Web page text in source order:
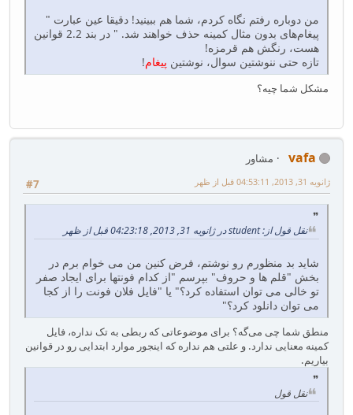
من دوباره رفتم نگاه کردم، شما هم ببینید! دقیقا عین عبارت "
پیغام‌های بدون مثال کمینه حذف خواهند شد. " در بند 2.2 قوانین
هست، رنگش هم قرمزه!
تازه حتی ننوشتین سوال، نوشتین پیغام!
مشکل شما چیه؟
vafa
مشاور
#7
ژانویه 31, 2013, 04:53:11 قبل از ظهر
نقل قول از: student در ژانویه 31, 2013, 04:23:18 قبل از ظهر
شاید بد منظورم رو نوشتم، فرض کنین من می خوام برم در
بخش "قلم ها و حروف" بپرسم "از کدام فونتها برای ایجاد صفر
تو خالی می توان استفاده کرد؟" یا "فایل فلان فونت را از کجا
می توان دانلود کرد؟"
منطق شما چی می‌گه؟ برای موضوعاتی که ربطی به تک نداره، فایل
کمینه معنایی ندارد. و علتی هم نداره که اینجور موارد ابتدایی رو در قوانین
بیاریم.
نقل قول